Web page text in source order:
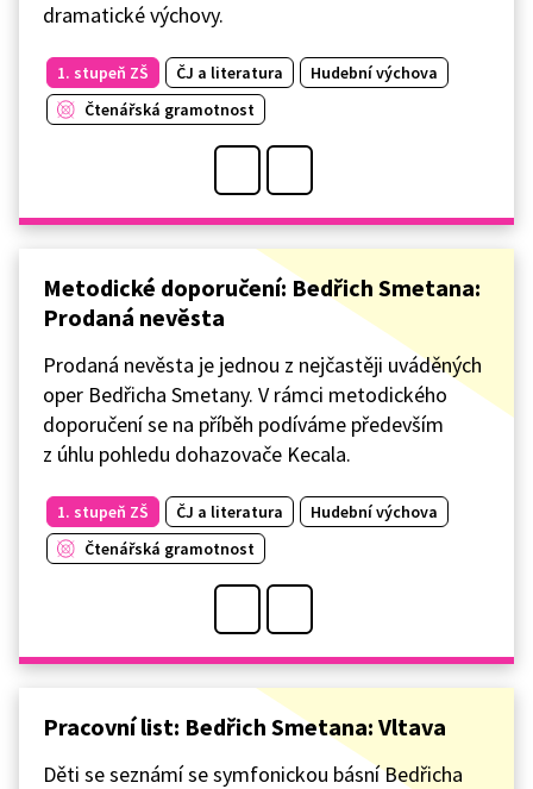
dramatické výchovy.
1. stupeň ZŠ ČJ a literatura
Hudební výchova
Čtenářská gramotnost
Metodické doporučení: Bedřich Smetana:
Prodaná nevěsta
Prodaná nevěsta je jednou z nejčastěji uváděných
oper Bedřicha Smetany. V rámci metodického
doporučení se na příběh podíváme především
z úhlu pohledu dohazovače Kecala.
1. stupeň ZŠ ČJ a literatura
Hudební výchova
Čtenářská gramotnost
Pracovní list: Bedřich Smetana: Vltava
Děti se seznámí se symfonickou básní Bedřicha